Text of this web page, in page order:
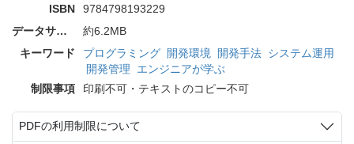
ISBN
9784798193229
データサイズ
約6.2MB
キーワード
プログラミング 開発環境 開発手法 システム運用
開発管理
エンジニアが学ぶ
制限事項
印刷不可・テキストのコピー不可
PDFの利用制限について